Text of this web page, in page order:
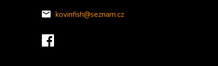
kovinfish@seznam.cz